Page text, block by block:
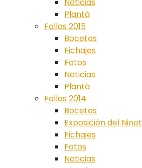
Plantà
Fallas 2015
Bocetos
Fichajes
Fotos
Noticias
Plantà
Fallas 2014
Bocetos
Exposición del Ninot
Fichajes
Fotos
Noticias